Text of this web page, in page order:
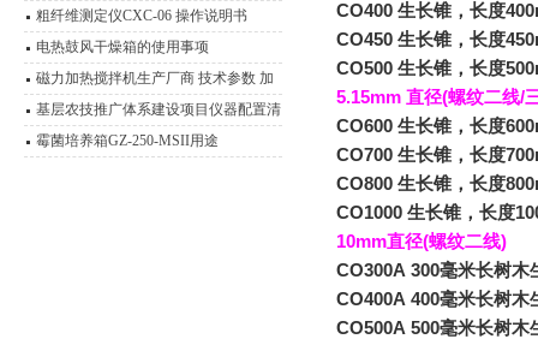
粗纤维测定仪CXC-06 操作说明书
电热鼓风干燥箱的使用事项
磁力加热搅拌机生产厂商 技术参数 加
热磁力搅拌器应用范围
基层农技推广体系建设项目仪器配置清
单
霉菌培养箱GZ-250-MSII用途
CO400 生长锥，长度
CO450 生长锥，长度
CO500 生长锥，长度
5.15mm 直径(螺纹二线/
CO600 生长锥，长度
CO700 生长锥，长度
CO800 生长锥，长度
CO1000 生长锥，长度
10mm直径(螺纹二线)
CO300A 300毫米长树木
CO400A 400毫米长树木
CO500A 500毫米长树木